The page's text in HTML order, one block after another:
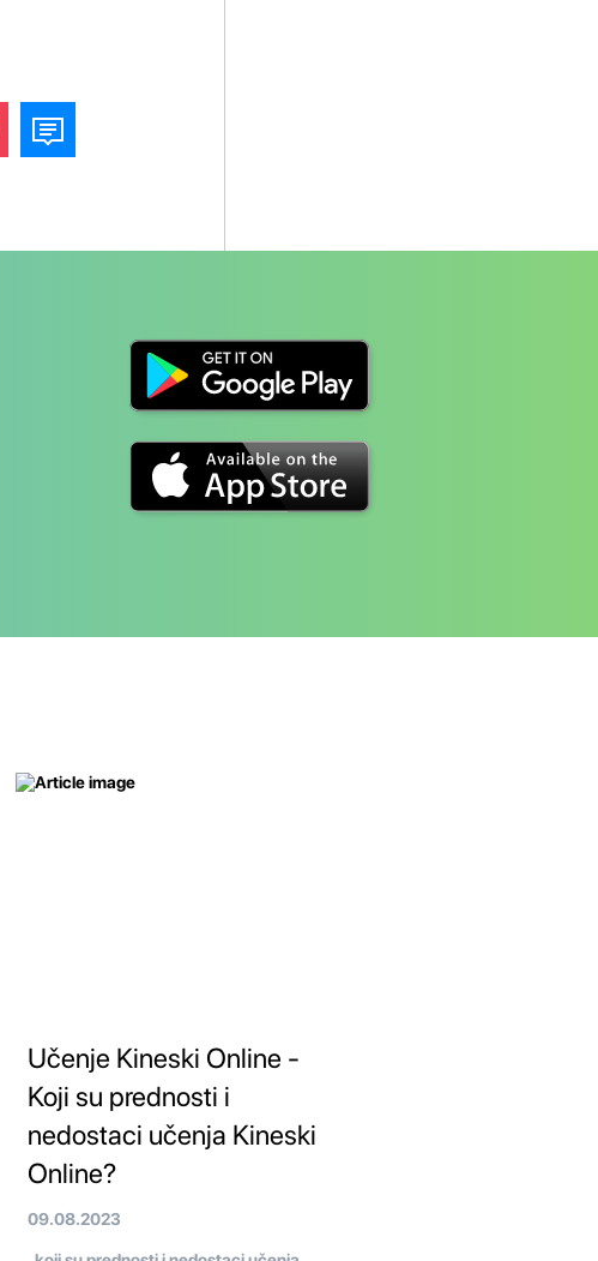
Učenje Kineski Online -
Koji su prednosti i
nedostaci učenja Kineski
Online?
09.08.2023